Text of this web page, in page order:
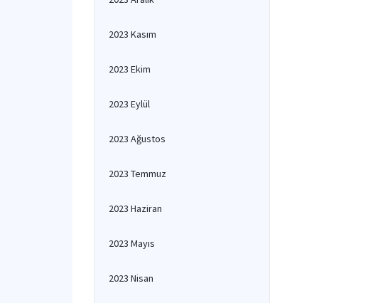
2023 Kasım
2023 Ekim
2023 Eylül
2023 Ağustos
2023 Temmuz
2023 Haziran
2023 Mayıs
2023 Nisan